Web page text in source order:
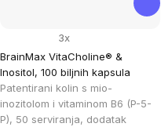
BrainMax VitaCholine® &
Inositol, 100 biljnih kapsula
Patentirani kolin s mio-
inozitolom i vitaminom B6 (P-5-
P), 50 serviranja, dodatak
3x